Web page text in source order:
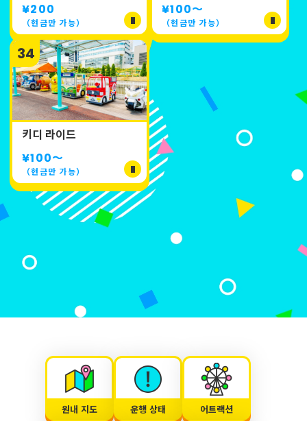
¥200
（현금만 가능）
¥100〜
（현금만 가능）
키디 라이드
¥100〜
（현금만 가능）
34
원내 지도 운행 상태 어트랙션